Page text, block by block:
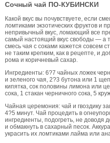
Сочный чай ПО-КУБИНСКИ
Какой вкус вы почувствуете, если
ломтиками экзотических фруктов и
непривычный вкус, ломающий все
самый настоящий вкус свободы — а
смесь чая с соками кажется совсем
не таким крепким, как в рецепте, и
рома и коричневый сахар.
Ингредиенты: 6?7 чайных ложек
и зеленого чая, 2?3 бутона или 1
кипятка, сок половины лимона или
сока, 1 стакан черничного сока, 5
Чайная церемония: чай и гвоздику
4?5 минут. Чай процедить в
ингредиенты, подогреть, не доводя
и обмакнуть в сахарный песок.
украсить их ломтиками лайма или